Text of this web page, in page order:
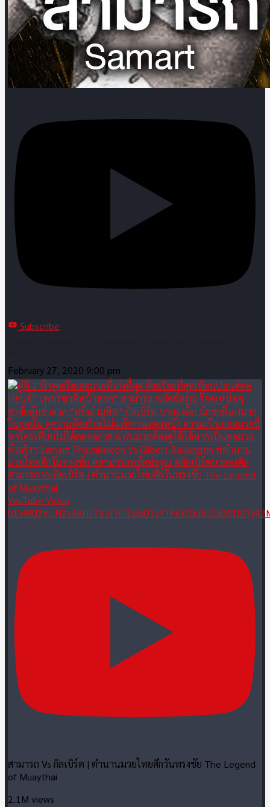
Subscribe
February 27, 2020 9:00 pm
สามารถ Vs กิลเบิร์ต | ตำนานมวยไทยศึกวันทรงชัย The Legend
of Muaythai
YouTube Video
สามารถ Vs กิลเบิร์ต | ตำนานมวยไทยศึกวันทรงชัย The Legend
of Muaythai
2.1M views